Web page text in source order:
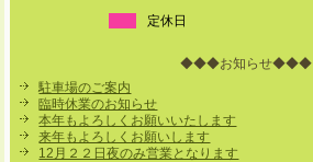
定休日
◆◆◆お知らせ◆◆◆
駐車場のご案内
臨時休業のお知らせ
本年もよろしくお願いいたします
来年もよろしくお願いします
12月２２日夜のみ営業となります